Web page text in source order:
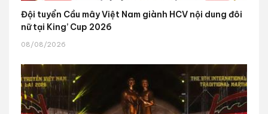
Đội tuyển Cầu mây Việt Nam giành HCV nội dung đôi
nữ tại King’ Cup 2026
08/08/2026